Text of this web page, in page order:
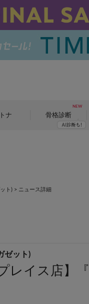
ナ 骨格診断
ト) > ニュース詳細
ゼット)
レイス店】